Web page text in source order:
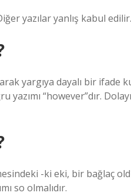
yazılar yanlış kabul edilir.
yargıya dayalı bir ifade
yazımı “however”dır.
-ki eki, bir bağlaç
so olmalıdır.